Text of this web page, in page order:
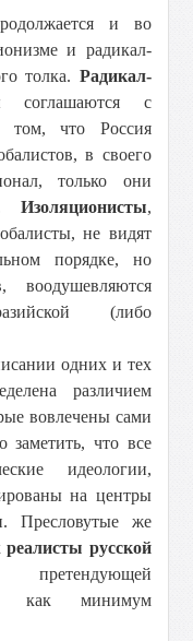
и во
и радикал-
толка. Радикал-
с
том, что Россия
в своего
только они
Изоляционисты,
не видят
порядке, но
воодушевляются
(либо
одних и тех
различием
вовлечены сами
заметить, что все
идеологии,
на центры
Пресловутые же
реалисты русской
как минимум